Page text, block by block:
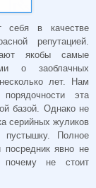
себя в качестве
репутацией.
якобы самые
о заоблачных
лет. Нам
эта
базой. Однако не
серийных жуликов
пустышку. Полное
посредник явно не
не стоит